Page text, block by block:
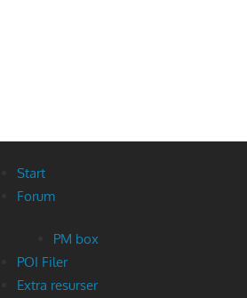
Start
Forum
PM box
POI Filer
Extra resurser